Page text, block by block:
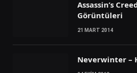
Assassin’s
Görüntüleri
21 MART 2014
Neverwinter –